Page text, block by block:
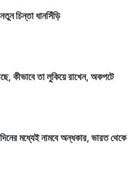
চিন্তা ধানসিঁড়ি
কীভাবে তা লুকিয়ে রাখেন, অকপটে
মধ্যেই নামবে অন্ধকার, ভারত থেকে